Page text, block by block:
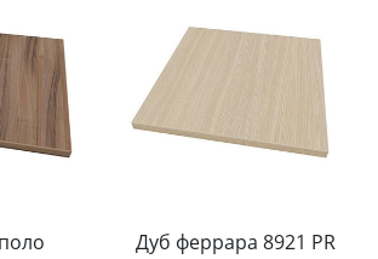
Дуб феррара 8921 PR